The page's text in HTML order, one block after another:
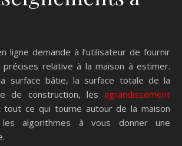
ligne demande à l’utilisateur de fournir
relative à la maison à estimer.
la surface bâtie, la surface totale de la
de construction, les agrandissement
tout ce qui tourne autour de la maison
algorithmes à vous donner une